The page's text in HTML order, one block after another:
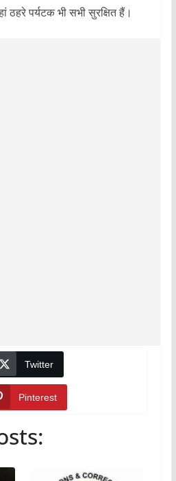
पर्यटक भी सभी सुरक्षित हैं।
Twitter
Pinterest